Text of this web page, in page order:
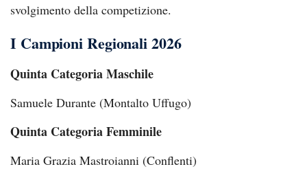
svolgimento della competizione.
I Campioni Regionali 2026
Quinta Categoria Maschile
Samuele Durante (Montalto Uffugo)
Quinta Categoria Femminile
Maria Grazia Mastroianni (Conflenti)